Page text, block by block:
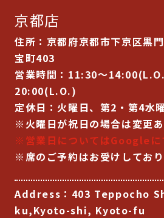
京都店
住所：京都府京都市下京区黒
宝町403
営業時間：11:30～
20:00(L.O.)
定休日：火曜日、第2・第4水
※火曜日が祝日の場合は変更あ
※営業日についてはGoogleに
※席のご予約はお受けしてお
Address：403 Teppocho
ku,Kyoto-shi, Kyoto-fu